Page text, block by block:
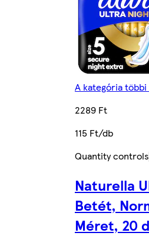
A kategória
2289 Ft
115 Ft/db
Quantity controls
Naturella
Betét,
Méret, 20